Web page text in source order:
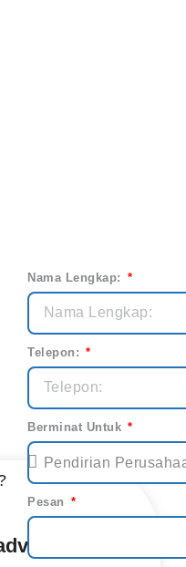
now
Nama Lengkap:
Telepon:
Berminat Untuk
Pesan